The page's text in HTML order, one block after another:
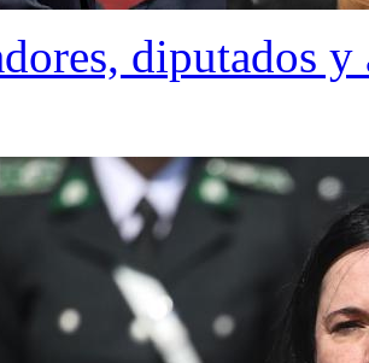
diputados